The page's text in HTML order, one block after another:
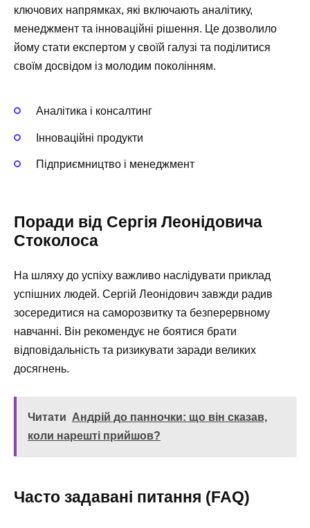
ключових напрямках, які включають аналітику,
менеджмент та інноваційні рішення. Це дозволило
йому стати експертом у своїй галузі та поділитися
своїм досвідом із молодим поколінням.
Аналітика і консалтинг
Інноваційні продукти
Підприємництво і менеджмент
Поради від Сергія Леонідовича
Стоколоса
На шляху до успіху важливо наслідувати приклад
успішних людей. Сергій Леонідович завжди радив
зосередитися на саморозвитку та безперервному
навчанні. Він рекомендує не боятися брати
відповідальність та ризикувати заради великих
досягнень.
Читати Андрій до панночки: що він сказав,
коли нарешті прийшов?
Часто задавані питання (FAQ)